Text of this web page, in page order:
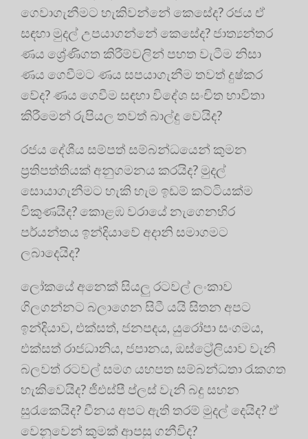
ගෙවාගැනීමට හැකිවන්නේ කෙසේද? රජය ඒ
සඳහා මුදල් උපයාගන්නේ කෙසේද? ජාත්‍යන්තර
ණය ශ්‍රේණිගත කිරීම්වලින් පහත වැටීම නිසා
ණය ගෙවීමට ණය සපයාගැනීම තවත් දුෂ්කර
වේද? ණය ගෙවීම සඳහා විදේශ සංචිත භාවිතා
කිරීමෙන් රුපියල තවත් බාල්දු වෙයිද?
රජය දේශීය සම්පත් සම්බන්ධයෙන් කුමන
ප්‍රතිපත්තියක් අනුගමනය කරයිද? මුදල්
සොයාගැනීමට හැකි හැම ඉඩම් කට්ටියක්ම
විකුණයිද? කොළඹ වරායේ නැගෙනහිර
පර්යන්තය ඉන්දියාවේ අදානි සමාගමට
ලබාදෙයිද?
ලෝකයේ අනෙක් සියලු රටවල් ලංකාව
ගිලගන්නට බලාගෙන සිටී යයි සිතන අපට
ඉන්දියාව, එක්සත්, ජනපදය, යුරෝපා සංගමය,
එක්සත් රාජධානිය, ජපානය, ඔස්ට්‍රේලියාව වැනි
බලවත් රටවල් සමග යහපත සම්බන්ධතා රැකගත
හැකිවෙයිද? ජීඑස්පී ප්ලස් වැනි බදු සහන
සුරැකෙයිද? චීනය අපට ඇති තරම් මුදල් දෙයිද? ඒ
වෙනුවෙන් කුමක් ආපසු ගනීවිද?